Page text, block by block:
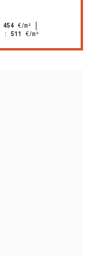
454 €/m²
: 511 €/m²